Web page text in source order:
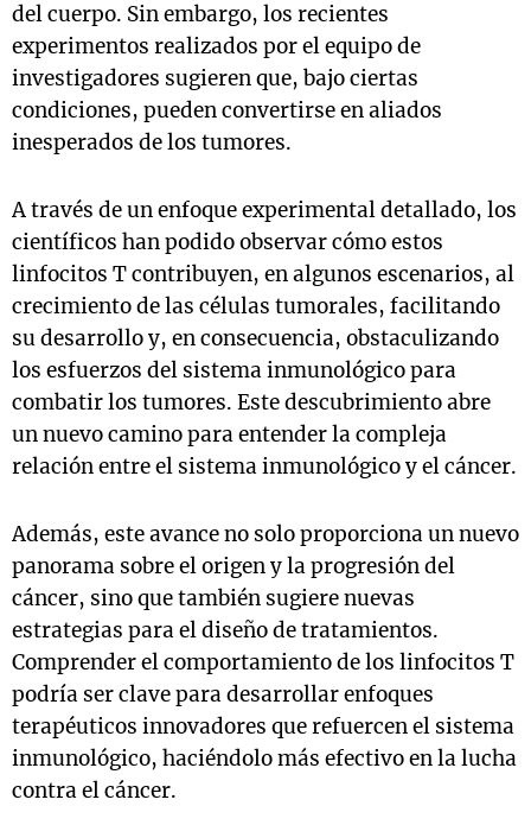
del cuerpo. Sin embargo, los recientes
experimentos realizados por el equipo de
investigadores sugieren que, bajo ciertas
condiciones, pueden convertirse en aliados
inesperados de los tumores.
A través de un enfoque experimental detallado, los
científicos han podido observar cómo estos
linfocitos T contribuyen, en algunos escenarios, al
crecimiento de las células tumorales, facilitando
su desarrollo y, en consecuencia, obstaculizando
los esfuerzos del sistema inmunológico para
combatir los tumores. Este descubrimiento abre
un nuevo camino para entender la compleja
relación entre el sistema inmunológico y el cáncer.
Además, este avance no solo proporciona un nuevo
panorama sobre el origen y la progresión del
cáncer, sino que también sugiere nuevas
estrategias para el diseño de tratamientos.
Comprender el comportamiento de los linfocitos T
podría ser clave para desarrollar enfoques
terapéuticos innovadores que refuercen el sistema
inmunológico, haciéndolo más efectivo en la lucha
contra el cáncer.